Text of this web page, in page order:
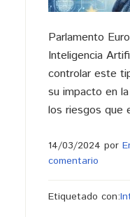
Parlamento
Inteligencia
controlar este
su impacto en
los riesgos que
14/03/2024 por
comentario
Etiquetado con: